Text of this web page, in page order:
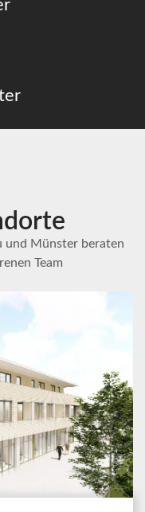
und Münster beraten
Team